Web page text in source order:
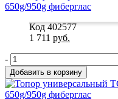
Код 402577
1 711 руб.
-
Добавить в корзину